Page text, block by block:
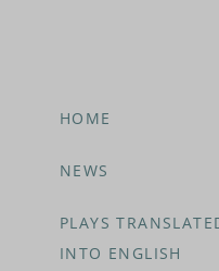
HOME
NEWS
PLAYS
INTO ENGLISH